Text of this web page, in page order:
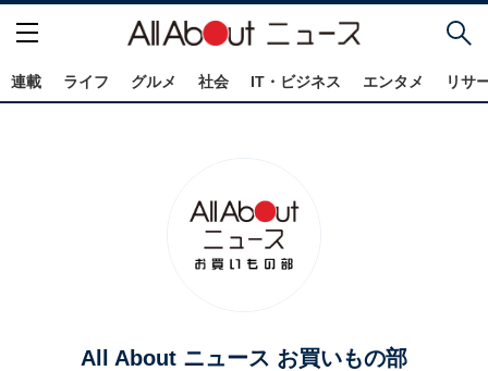
連載 ライフ グルメ 社会 IT・ビジネス エンタメ リサ
All About ニュース お買いもの部